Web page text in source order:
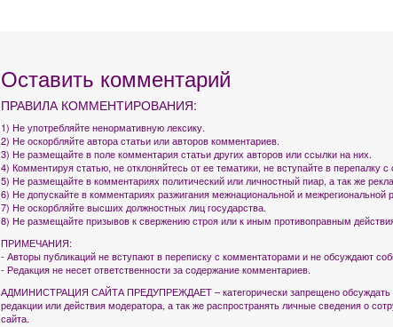
Оставить комментарий
ПРАВИЛА КОММЕНТИРОВАНИЯ:
1) Не употребляйте ненормативную лексику.
2) Не оскорбляйте автора статьи или авторов комментариев.
3) Не размещайте в поле комментария статьи других авторов или ссылки на них.
4) Комментируя статью, не отклоняйтесь от ее тематики, не вступайте в перепалку
5) Не размещайте в комментариях политический или личностный пиар, а так же
6) Не допускайте в комментариях разжигания межнациональной и межрегиональной
7) Не оскорбляйте высших должностных лиц государства.
8) Не размещайте призывов к свержению строя или к иным противоправным
ПРИМЕЧАНИЯ:
- Авторы публикаций не вступают в переписку с комментаторами и не обсуждают
- Редакция не несет ответственности за содержание комментариев.
АДМИНИСТРАЦИЯ САЙТА ПРЕДУПРЕЖДАЕТ – категорически запрещено обсуждать
редакции или действия модератора, а так же распространять личные сведения о
сайта.